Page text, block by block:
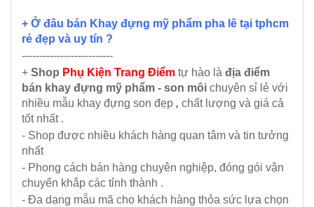
+ Ở đâu bán Khay đựng mỹ phẩm pha lê tại tphcm
rẻ đẹp và uy tín ?
--------------------------
+ Shop Phụ Kiện Trang Điểm tự hào là địa điểm
bán khay đựng mỹ phẩm - son môi chuyên sỉ lẻ với
nhiều mẫu khay đựng son đẹp , chất lượng và giá cả
tốt nhất .
- Shop được nhiều khách hàng quan tâm và tin tưởng
nhất
- Phong cách bán hàng chuyên nghiệp, đóng gói vận
chuyển khắp các tỉnh thành .
- Đa dạng mẫu mã cho khách hàng thỏa sức lựa chọn